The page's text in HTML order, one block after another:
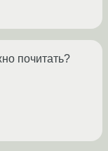
почитать?